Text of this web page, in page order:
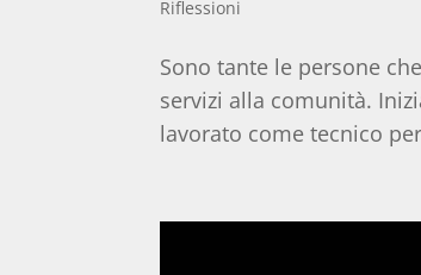
Riflessioni
Sono tante le persone
servizi alla comunità.
lavorato come tecnico